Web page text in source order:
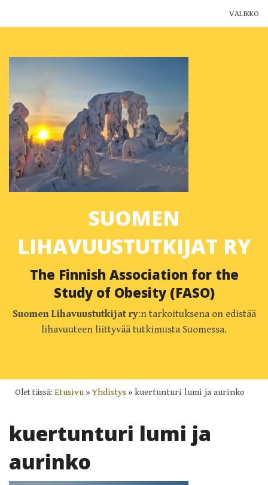
VALIKKO
Ajankohtaista
Yhteystiedot
Muut yhdistykset
Lihavuustutkimus Suomessa
SUOMEN
LIHAVUUSTUTKIJAT RY
The Finnish Association for the
Study of Obesity (FASO)
Suomen Lihavuustutkijat ry:n tarkoituksena on edistää
lihavuuteen liittyvää tutkimusta Suomessa.
Olet tässä: Etusivu » Yhdistys » kuertunturi lumi ja aurinko
kuertunturi lumi ja
aurinko